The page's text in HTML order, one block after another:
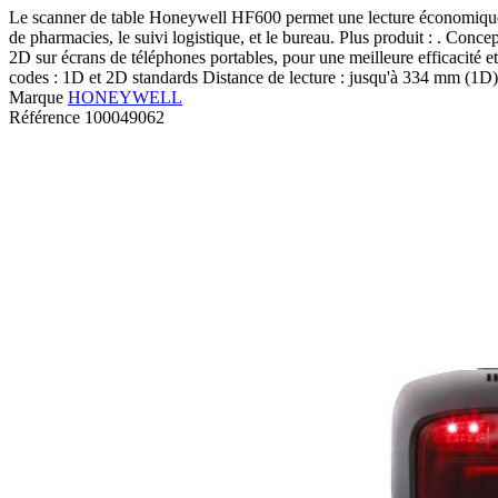
Le scanner de table Honeywell HF600 permet une lecture
de pharmacies, le suivi logistique, et le bureau. Plus produit : .
2D sur écrans de téléphones portables, pour une meilleure efficacité
codes : 1D et 2D standards Distance de lecture : jusqu'à 334 mm
Marque HONEYWELL
Référence 100049062